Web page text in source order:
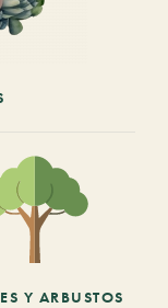
Y ARBUSTOS